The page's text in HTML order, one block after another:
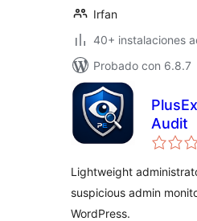
Irfan
40+ instalaciones
Probado con 6.8.7
Audit
Lightweight
suspicious admin
WordPress.